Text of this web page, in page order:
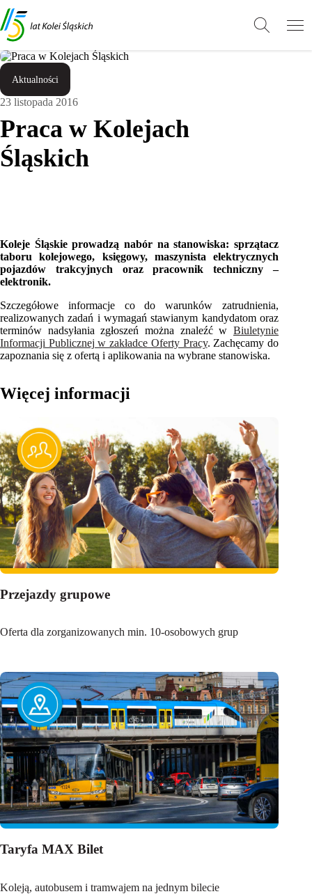
Przejdź
do
treści
Przejdź
do
stopki
Aktualności
23 listopada 2016
Praca w Kolejach
Śląskich
Koleje Śląskie prowadzą nabór na stanowiska: sprzątacz
taboru kolejowego, księgowy, maszynista elektrycznych
pojazdów trakcyjnych oraz pracownik techniczny –
elektronik.
Szczegółowe informacje co do warunków zatrudnienia,
realizowanych zadań i wymagań stawianym kandydatom oraz
terminów nadsyłania zgłoszeń można znaleźć w Biuletynie
Informacji Publicznej w zakładce Oferty Pracy. Zachęcamy do
zapoznania się z ofertą i aplikowania na wybrane stanowiska.
Więcej informacji
Przejazdy grupowe
Oferta dla zorganizowanych min. 10-osobowych grup
Taryfa MAX Bilet
Koleją, autobusem i tramwajem na jednym bilecie
Wróć
do
góry